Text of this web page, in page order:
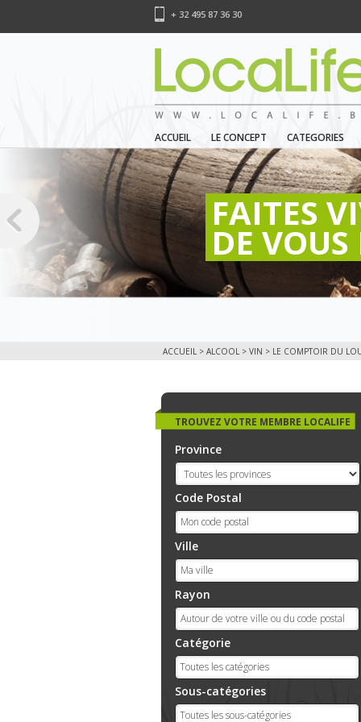
+ 32 495 87 36 30
ACCUEIL LE CONCEPT CATEGORIES
FAITES
DE
ACCUEIL > ALCOOL > VIN > LE COMPTOIR DU
TROUVEZ VOTRE MEMBRE LOCALIFE
Province
Code Postal
Ville
Rayon
Catégorie
Sous-catégories